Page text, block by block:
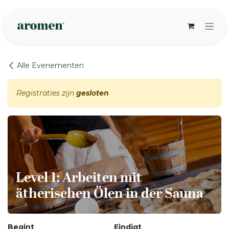
Alle Evenementen
Registraties zijn gesloten
Level 1: Arbeiten mit
ätherischen Ölen in der Sauna
Begint Eindigt